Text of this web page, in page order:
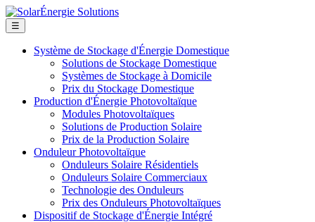
☰
Système de Stockage d'Énergie Domestique
Solutions de Stockage Domestique
Systèmes de Stockage à Domicile
Prix du Stockage Domestique
Production d'Énergie Photovoltaïque
Modules Photovoltaïques
Solutions de Production Solaire
Prix de la Production Solaire
Onduleur Photovoltaïque
Onduleurs Solaire Résidentiels
Onduleurs Solaire Commerciaux
Technologie des Onduleurs
Prix des Onduleurs Photovoltaïques
Dispositif de Stockage d'Énergie Intégré